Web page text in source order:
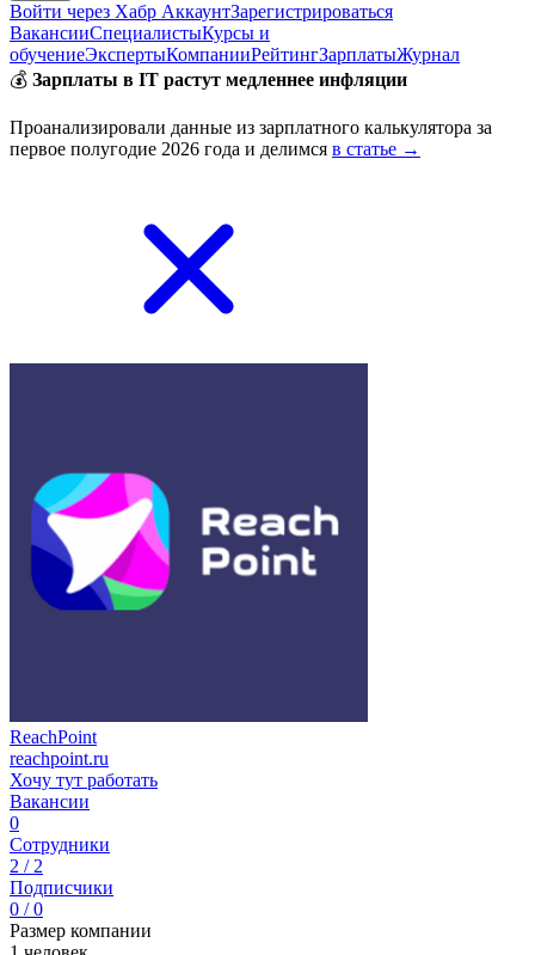
Войти через Хабр АккаунтЗарегистрироваться
ВакансииСпециалистыКурсы и
обучениеЭкспертыКомпанииРейтингЗарплатыЖурнал
💰 Зарплаты в IT растут медленнее инфляции
Проанализировали данные из зарплатного калькулятора за
первое полугодие 2026 года и делимся в статье →
ReachPoint
reachpoint.ru
Хочу тут работать
Вакансии
0
Сотрудники
2 / 2
Подписчики
0 / 0
Размер компании